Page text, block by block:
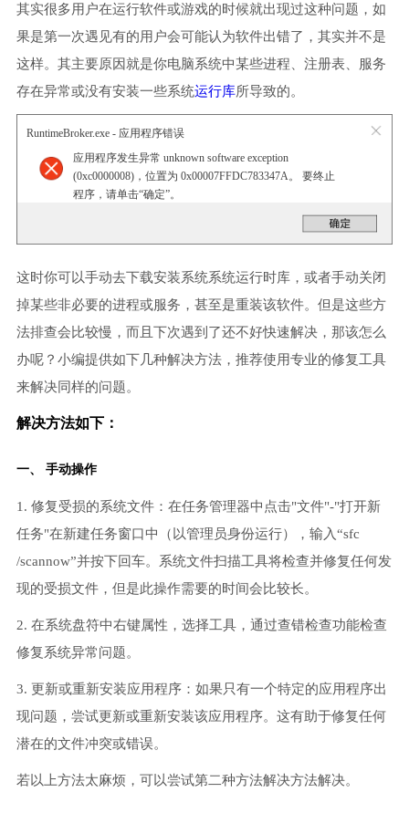
其实很多用户在运行软件或游戏的时候就出现过这种问题，如
果是第一次遇见有的用户会可能认为软件出错了，其实并不是
这样。其主要原因就是你电脑系统中某些进程、注册表、服务
存在异常或没有安装一些系统运行库所导致的。
RuntimeBroker.exe - 应用程序错误
应用程序发生异常 unknown software exception
(0xc0000008)，位置为 0x00007FFDC783347A。 要终止
程序，请单击“确定”。
这时你可以手动去下载安装系统系统运行时库，或者手动关闭
掉某些非必要的进程或服务，甚至是重装该软件。但是这些方
法排查会比较慢，而且下次遇到了还不好快速解决，那该怎么
办呢？小编提供如下几种解决方法，推荐使用专业的修复工具
来解决同样的问题。
解决方法如下：
一、 手动操作
1. 修复受损的系统文件：在任务管理器中点击"文件"-"打开新
任务"在新建任务窗口中（以管理员身份运行），输入“sfc
/scannow”并按下回车。系统文件扫描工具将检查并修复任何发
现的受损文件，但是此操作需要的时间会比较长。
2. 在系统盘符中右键属性，选择工具，通过查错检查功能检查
修复系统异常问题。
3. 更新或重新安装应用程序：如果只有一个特定的应用程序出
现问题，尝试更新或重新安装该应用程序。这有助于修复任何
潜在的文件冲突或错误。
若以上方法太麻烦，可以尝试第二种方法解决方法解决。